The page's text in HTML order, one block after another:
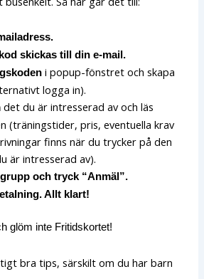
skickas till din e-mail.
i popup-fönstret och skapa
logga in).
det du är intresserad av och läs
(träningstider, pris, eventuella krav
finns när du trycker på den
är intresserad av).
och tryck “Anmäl”.
Allt klart!
glöm inte Fritidskortet!
bra tips, särskilt om du har barn